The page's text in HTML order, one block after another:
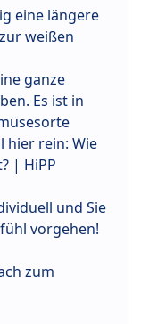
eine längere
weißen
ganze
Es ist in
hier rein: Wie
| HiPP
und Sie
vorgehen!
zum